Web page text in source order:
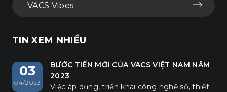
VACS Vibes
TIN XEM NHIỀU
03
04/2023
BƯỚC TIẾN MỚI CỦA VACS VIỆT NAM NĂM
2023
Việc áp dụng, triển khai công nghệ số, thiết